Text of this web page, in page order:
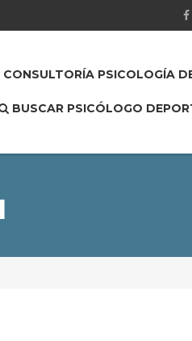
CONSULTORÍA PSICOLOGÍA
BUSCAR PSICÓLOGO